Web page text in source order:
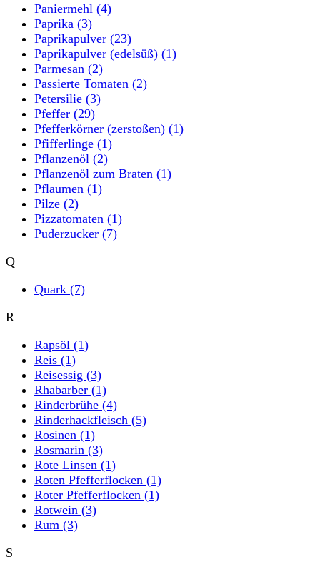
Paniermehl (4)
Paprika (3)
Paprikapulver (23)
Paprikapulver (edelsüß) (1)
Parmesan (2)
Passierte Tomaten (2)
Petersilie (3)
Pfeffer (29)
Pfefferkörner (zerstoßen) (1)
Pfifferlinge (1)
Pflanzenöl (2)
Pflanzenöl zum Braten (1)
Pflaumen (1)
Pilze (2)
Pizzatomaten (1)
Puderzucker (7)
Q
Quark (7)
R
Rapsöl (1)
Reis (1)
Reisessig (3)
Rhabarber (1)
Rinderbrühe (4)
Rinderhackfleisch (5)
Rosinen (1)
Rosmarin (3)
Rote Linsen (1)
Roten Pfefferflocken (1)
Roter Pfefferflocken (1)
Rotwein (3)
Rum (3)
S